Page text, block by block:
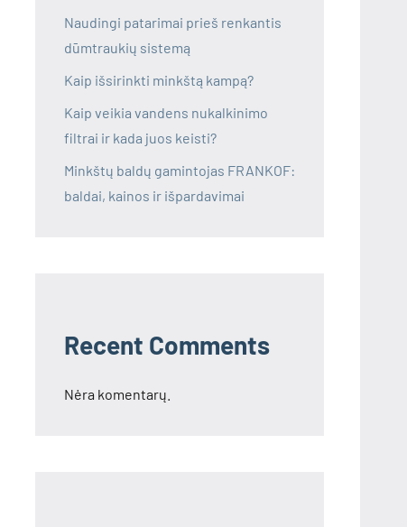
Naudingi patarimai prieš renkantis
dūmtraukių sistemą
Kaip išsirinkti minkštą kampą?
Kaip veikia vandens nukalkinimo
filtrai ir kada juos keisti?
Minkštų baldų gamintojas FRANKOF:
baldai, kainos ir išpardavimai
Recent Comments
Nėra komentarų.